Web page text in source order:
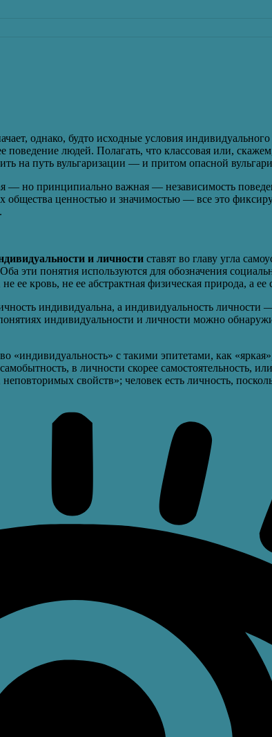
однако, будто исходные условия
людей. Полагать, что классовая или,
на путь вульгаризации — и притом опасной
— но принципиально важная — независимость
общества ценностью и значимостью — все это
.
и личности ставят во главу угла
эти понятия используются для обозначения
кровь, не ее абстрактная физическая природа, а ее
индивидуальна, а индивидуальность личности
индивидуальности и личности можно
с такими эпитетами, как
в личности скорее самостоятельность,
свойств»; человек есть личность,